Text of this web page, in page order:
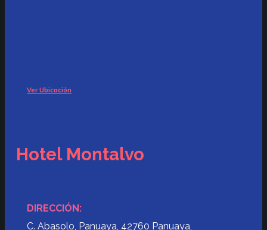
Ver Ubicación
Hotel Montalvo
DIRECCIÓN:
C. Abasolo, Panuaya, 42760 Panuaya,